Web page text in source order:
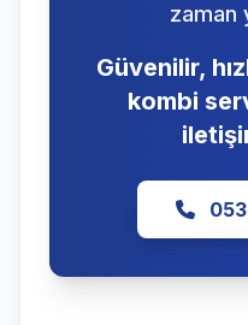
zaman
Güvenilir,
kombi